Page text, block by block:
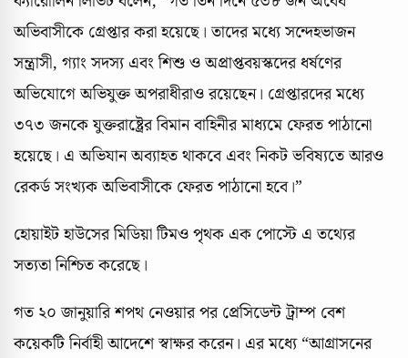
অভিবাসীকে গ্রেপ্তার করা হয়েছে। তাদের মধ্যে সন্দেহভাজন
সন্ত্রাসী, গ্যাং সদস্য এবং শিশু ও অপ্রাপ্তবয়স্কদের ধর্ষণের
অভিযোগে অভিযুক্ত অপরাধীরাও রয়েছেন। গ্রেপ্তারদের মধ্যে
৩৭৩ জনকে যুক্তরাষ্ট্রের বিমান বাহিনীর মাধ্যমে ফেরত পাঠানো
হয়েছে। এ অভিযান অব্যাহত থাকবে এবং নিকট ভবিষ্যতে আরও
রেকর্ড সংখ্যক অভিবাসীকে ফেরত পাঠানো হবে।”
হোয়াইট হাউসের মিডিয়া টিমও পৃথক এক পোস্টে এ তথ্যের
সত্যতা নিশ্চিত করেছে।
গত ২০ জানুয়ারি শপথ নেওয়ার পর প্রেসিডেন্ট ট্রাম্প বেশ
কয়েকটি নির্বাহী আদেশে স্বাক্ষর করেন। এর মধ্যে “আগ্রাসনের